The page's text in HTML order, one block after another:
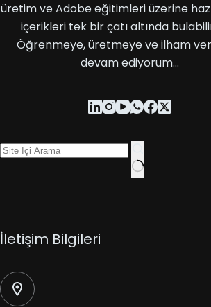
üretim ve Adobe eğitimleri üzerine
içerikleri tek bir çatı altında
Öğrenmeye, üretmeye ve ilham
devam ediyorum…
İletişim Bilgileri